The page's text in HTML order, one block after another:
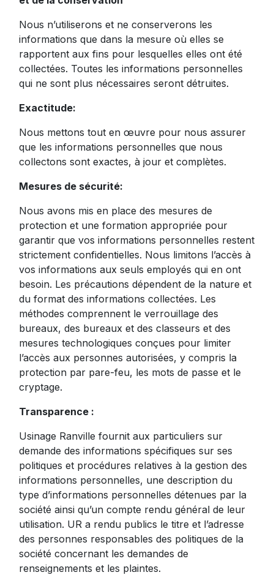
Nous n’utiliserons et ne conserverons les
informations que dans la mesure où elles se
rapportent aux fins pour lesquelles elles ont été
collectées. Toutes les informations personnelles
qui ne sont plus nécessaires seront détruites.
Exactitude:
Nous mettons tout en œuvre pour nous assurer
que les informations personnelles que nous
collectons sont exactes, à jour et complètes.
Mesures de sécurité:
Nous avons mis en place des mesures de
protection et une formation appropriée pour
garantir que vos informations personnelles restent
strictement confidentielles. Nous limitons l’accès à
vos informations aux seuls employés qui en ont
besoin. Les précautions dépendent de la nature et
du format des informations collectées. Les
méthodes comprennent le verrouillage des
bureaux, des bureaux et des classeurs et des
mesures technologiques conçues pour limiter
l’accès aux personnes autorisées, y compris la
protection par pare-feu, les mots de passe et le
cryptage.
Transparence :
Usinage Ranville fournit aux particuliers sur
demande des informations spécifiques sur ses
politiques et procédures relatives à la gestion des
informations personnelles, une description du
type d’informations personnelles détenues par la
société ainsi qu’un compte rendu général de leur
utilisation. UR a rendu publics le titre et l’adresse
des personnes responsables des politiques de la
société concernant les demandes de
renseignements et les plaintes.